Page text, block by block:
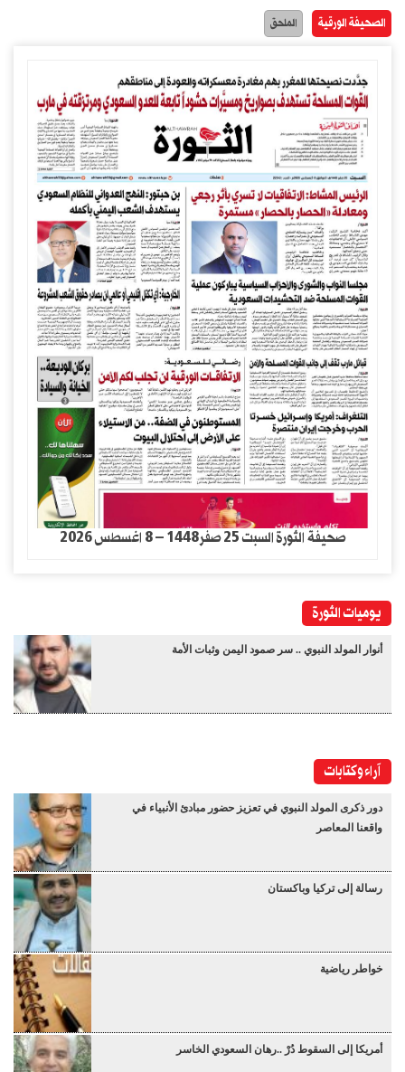
الصحيفة الورقية الملحق
صحيفة الثورة السبت 25 صفر1448 – 8 اغسطس 2026
يوميات الثورة
أنوار المولد النبوي .. سر صمود اليمن وثبات الأمة
آراء وكتابات
دور ذكرى المولد النبوي في تعزيز حضور مبادئ الأنبياء في
واقعنا المعاصر
رسالة إلى تركيا وباكستان
خواطر رياضية
أمريكا إلى السقوط دُرْ ..رهان السعودي الخاسر